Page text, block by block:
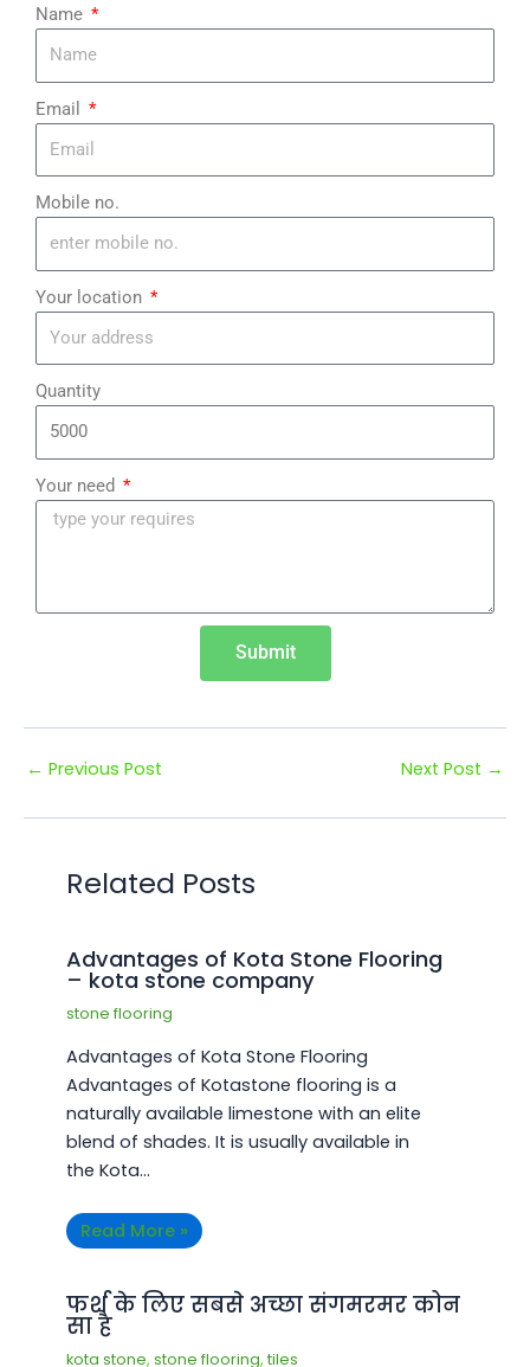
Name
Email
Mobile no.
Your location
Quantity
Your need
Submit
← Previous Post Next Post →
Related Posts
Advantages of Kota Stone Flooring
– kota stone company
stone flooring
Advantages of Kota Stone Flooring
Advantages of Kotastone flooring is a
naturally available limestone with an elite
blend of shades. It is usually available in
the Kota…
Read More »
फर्श के लिए सबसे अच्छा संगमरमर कोन
सा है
kota stone,stone flooring,tiles